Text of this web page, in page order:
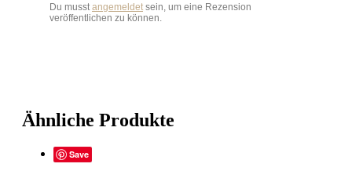
Du musstangemeldetsein, um eine Rezension
veröffentlichen zu können.
Ähnliche Produkte
Save